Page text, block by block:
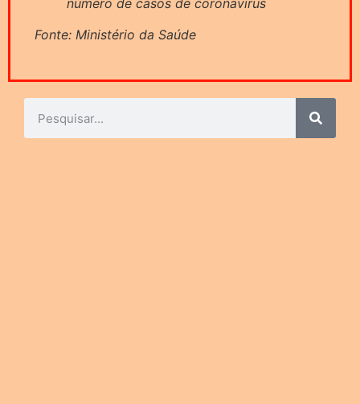
Fonte: Ministério da Saúde